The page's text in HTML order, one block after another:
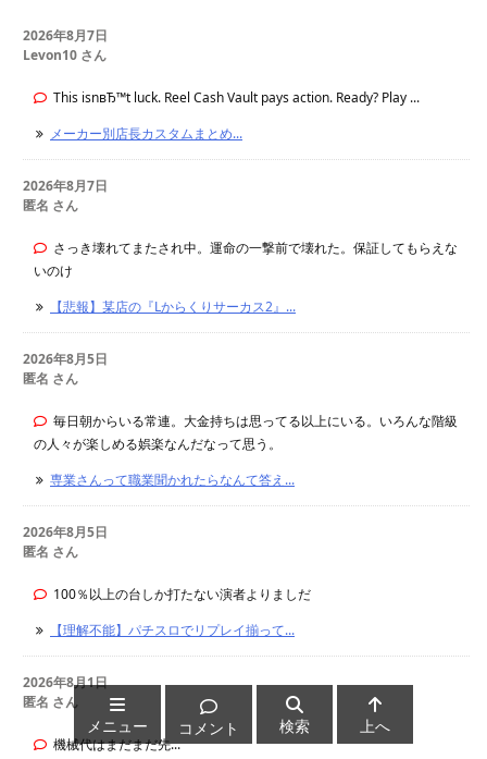
2026年8月7日
Levon10 さん
This isnвЂ™t luck. Reel Cash Vault pays action. Ready? Play ...
メーカー別店長カスタムまとめ...
2026年8月7日
匿名 さん
さっき壊れてまたされ中。運命の一撃前で壊れた。保証してもらえな
いのけ
【悲報】某店の『Lからくりサーカス2』...
2026年8月5日
匿名 さん
毎日朝からいる常連。大金持ちは思ってる以上にいる。いろんな階級
の人々が楽しめる娯楽なんだなって思う。
専業さんって職業聞かれたらなんて答え...
2026年8月5日
匿名 さん
100％以上の台しか打たない演者よりましだ
【理解不能】パチスロでリプレイ揃って...
2026年8月1日
匿名 さん
機械代はまだまだ先...
メニュー コメント 検索 上へ